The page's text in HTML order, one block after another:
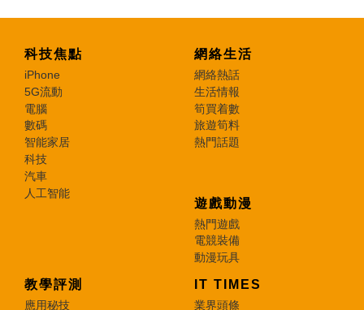
科技焦點
iPhone
5G流動
電腦
數碼
智能家居
科技
汽車
人工智能
網絡生活
網絡熱話
生活情報
筍買着數
旅遊筍料
熱門話題
遊戲動漫
熱門遊戲
電競裝備
動漫玩具
教學評測
應用秘技
IT TIMES
業界頭條